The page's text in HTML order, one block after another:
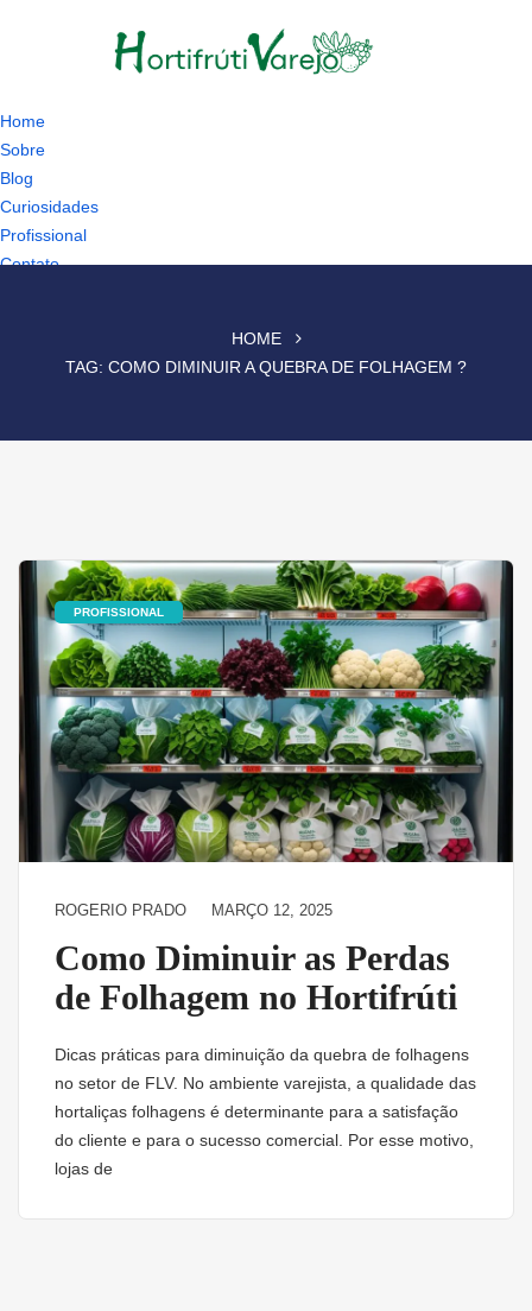
Home
Sobre
Blog
Curiosidades
Profissional
Contato
HOME
TAG: COMO DIMINUIR A QUEBRA DE FOLHAGEM ?
PROFISSIONAL
ROGERIO PRADO MARÇO 12, 2025
Como Diminuir as Perdas
de Folhagem no Hortifrúti
Dicas práticas para diminuição da quebra de folhagens
no setor de FLV. No ambiente varejista, a qualidade das
hortaliças folhagens é determinante para a satisfação
do cliente e para o sucesso comercial. Por esse motivo,
lojas de